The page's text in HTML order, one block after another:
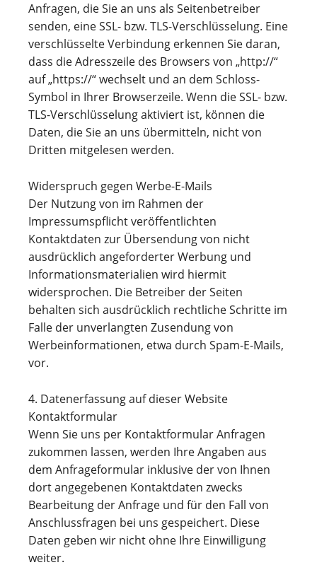
Anfragen, die Sie an uns als Seitenbetreiber
senden, eine SSL- bzw. TLS-Verschlüsselung. Eine
verschlüsselte Verbindung erkennen Sie daran,
dass die Adresszeile des Browsers von „http://“
auf „https://“ wechselt und an dem Schloss-
Symbol in Ihrer Browserzeile. Wenn die SSL- bzw.
TLS-Verschlüsselung aktiviert ist, können die
Daten, die Sie an uns übermitteln, nicht von
Dritten mitgelesen werden.
Widerspruch gegen Werbe-E-Mails
Der Nutzung von im Rahmen der
Impressumspflicht veröffentlichten
Kontaktdaten zur Übersendung von nicht
ausdrücklich angeforderter Werbung und
Informationsmaterialien wird hiermit
widersprochen. Die Betreiber der Seiten
behalten sich ausdrücklich rechtliche Schritte im
Falle der unverlangten Zusendung von
Werbeinformationen, etwa durch Spam-E-Mails,
vor.
4. Datenerfassung auf dieser Website
Kontaktformular
Wenn Sie uns per Kontaktformular Anfragen
zukommen lassen, werden Ihre Angaben aus
dem Anfrageformular inklusive der von Ihnen
dort angegebenen Kontaktdaten zwecks
Bearbeitung der Anfrage und für den Fall von
Anschlussfragen bei uns gespeichert. Diese
Daten geben wir nicht ohne Ihre Einwilligung
weiter.